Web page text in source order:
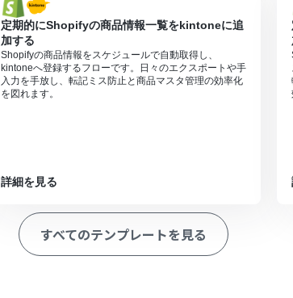
定期的にShopifyの商品情報一覧をkintoneに追
加する
Shopifyの商品情報をスケジュールで自動取得し、
kintoneへ登録するフローです。日々のエクスポートや手
入力を手放し、転記ミス防止と商品マスタ管理の効率化
を図れます。
詳細を見る
すべてのテンプレートを見る